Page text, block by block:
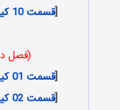
[قسمت 10 کیفیت 1080p
(فصل
[قسمت 01 کیفیت 1080p
[قسمت 02 کیفیت 1080p